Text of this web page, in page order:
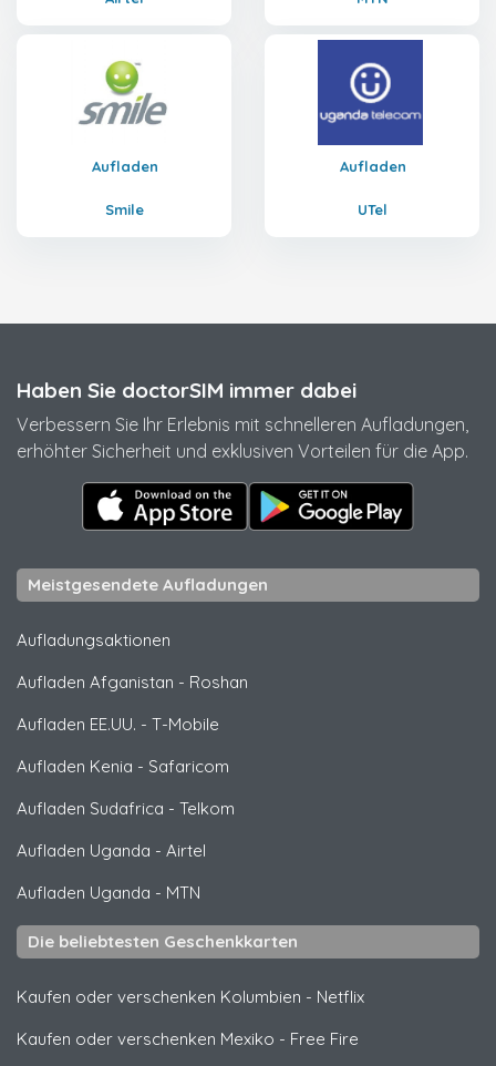
Aufladen
Smile
Aufladen
UTel
Haben Sie doctorSIM immer dabei
Verbessern Sie Ihr Erlebnis mit schnelleren Aufladungen,
erhöhter Sicherheit und exklusiven Vorteilen für die App.
Meistgesendete Aufladungen
Aufladungsaktionen
Aufladen Afganistan - Roshan
Aufladen EE.UU. - T-Mobile
Aufladen Kenia - Safaricom
Aufladen Sudafrica - Telkom
Aufladen Uganda - Airtel
Aufladen Uganda - MTN
Die beliebtesten Geschenkkarten
Kaufen oder verschenken Kolumbien - Netflix
Kaufen oder verschenken Mexiko - Free Fire